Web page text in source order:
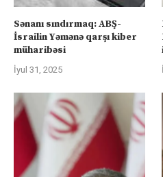
Sənanı sındırmaq: ABŞ-
İsrailin Yəmənə qarşı kiber
müharibəsi
İyul 31, 2025